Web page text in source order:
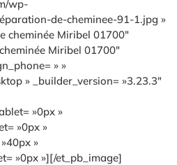
wp-
de-cheminee-91-1.jpg »
cheminée Miribel 01700″
Miribel 01700″
» »
» _builder_version= »3.23.3″
»0px »
»0px »
»
»0px »][/et_pb_image]